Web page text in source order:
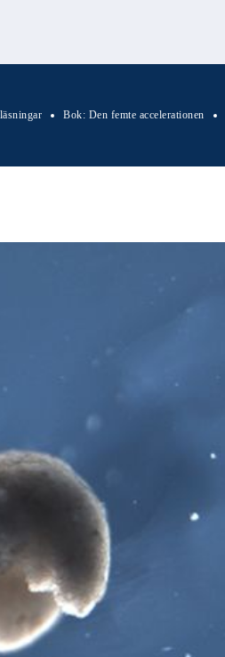
Bok: Den femte accelerationen